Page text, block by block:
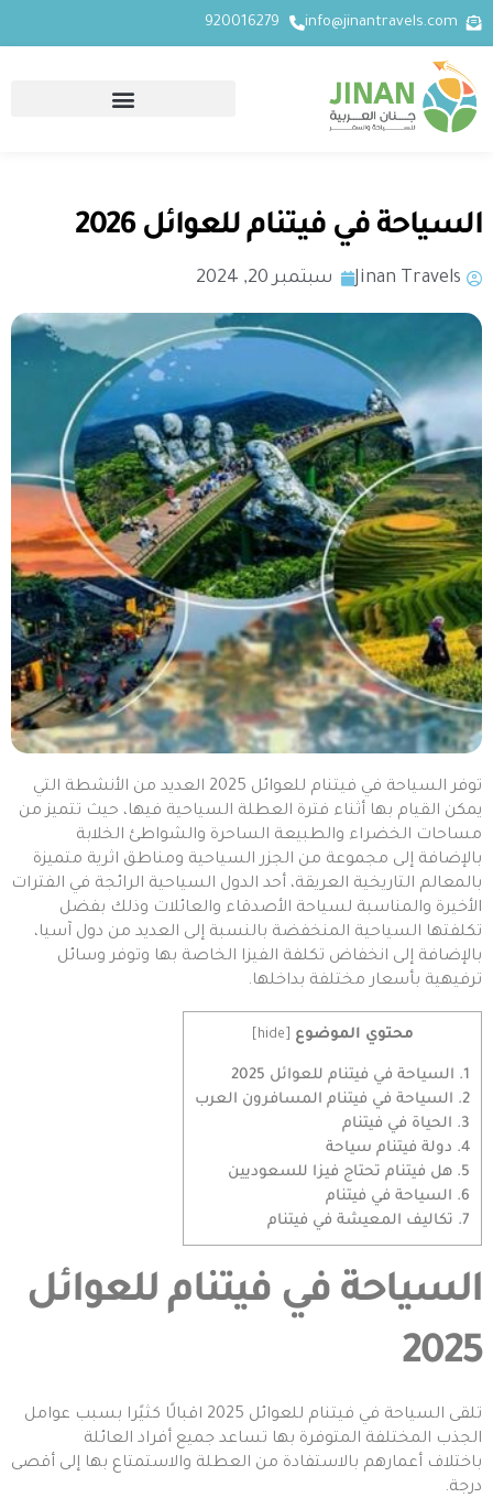
info@jinantravels.com
920016279
السياحة في فيتنام للعوائل 2026
Jinan Travels سبتمبر 20, 2024
توفر السياحة في فيتنام للعوائل 2025 العديد من الأنشطة التي
يمكن القيام بها أثناء فترة العطلة السياحية فيها، حيث تتميز من
مساحات الخضراء والطبيعة الساحرة والشواطئ الخلابة
بالإضافة إلى مجموعة من الجزر السياحية ومناطق اثرية متميزة
بالمعالم التاريخية العريقة، أحد الدول السياحية الرائجة في الفترات
الأخيرة والمناسبة لسياحة الأصدقاء والعائلات وذلك بفضل
تكلفتها السياحية المنخفضة بالنسبة إلى العديد من دول آسيا،
بالإضافة إلى انخفاض تكلفة الفيزا الخاصة بها وتوفر وسائل
ترفيهية بأسعار مختلفة بداخلها.
محتوي الموضوع hide
1. السياحة في فيتنام للعوائل 2025
2. السياحة في فيتنام المسافرون العرب
3.
الحياة في فيتنام
4. دولة فيتنام سياحة
5. هل فيتنام تحتاج فيزا للسعوديين
6. السياحة في فيتنام
7.
تكاليف المعيشة في فيتنام
السياحة في فيتنام للعوائل
2025
تلقى السياحة في فيتنام للعوائل 2025 اقبالًا كثيًرا بسبب عوامل
الجذب المختلفة المتوفرة بها تساعد جميع أفراد العائلة
باختلاف أعمارهم بالاستفادة من العطلة والاستمتاع بها إلى أقصى
درجة.